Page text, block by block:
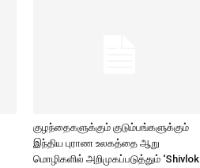
குழந்தைகளுக்கும் குடும்பங்களுக்கும்
இந்திய புராண உலகத்தை ஆறு
மொழிகளில் அறிமுகப்படுத்தும் ‘Shivlok